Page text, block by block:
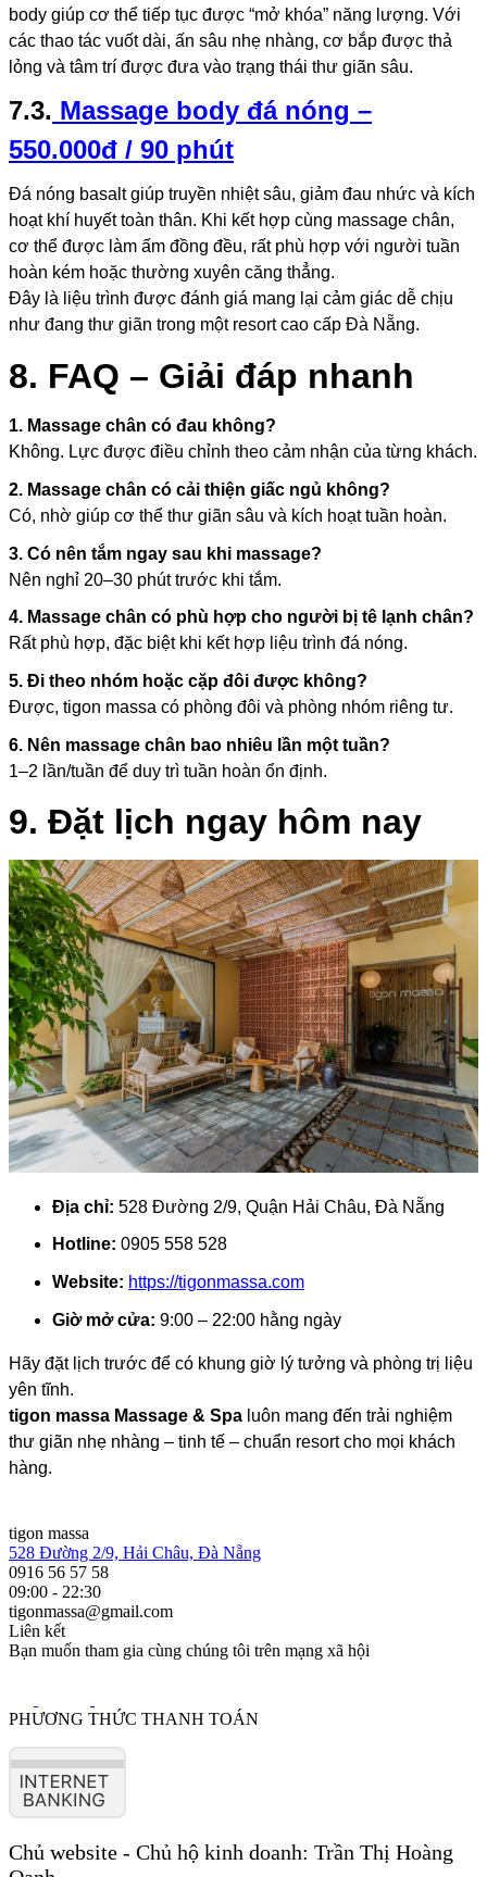
body giúp cơ thể tiếp tục được “mở khóa” năng lượng. Với
các thao tác vuốt dài, ấn sâu nhẹ nhàng, cơ bắp được thả
lỏng và tâm trí được đưa vào trạng thái thư giãn sâu.
7.3. Massage body đá nóng –
550.000đ / 90 phút
Đá nóng basalt giúp truyền nhiệt sâu, giảm đau nhức và kích
hoạt khí huyết toàn thân. Khi kết hợp cùng massage chân,
cơ thể được làm ấm đồng đều, rất phù hợp với người tuần
hoàn kém hoặc thường xuyên căng thẳng.
Đây là liệu trình được đánh giá mang lại cảm giác dễ chịu
như đang thư giãn trong một resort cao cấp Đà Nẵng.
8. FAQ – Giải đáp nhanh
1. Massage chân có đau không?
Không. Lực được điều chỉnh theo cảm nhận của từng khách.
2. Massage chân có cải thiện giấc ngủ không?
Có, nhờ giúp cơ thể thư giãn sâu và kích hoạt tuần hoàn.
3. Có nên tắm ngay sau khi massage?
Nên nghỉ 20–30 phút trước khi tắm.
4. Massage chân có phù hợp cho người bị tê lạnh chân?
Rất phù hợp, đặc biệt khi kết hợp liệu trình đá nóng.
5. Đi theo nhóm hoặc cặp đôi được không?
Được, tigon massa có phòng đôi và phòng nhóm riêng tư.
6. Nên massage chân bao nhiêu lần một tuần?
1–2 lần/tuần để duy trì tuần hoàn ổn định.
9. Đặt lịch ngay hôm nay
Địa chỉ: 528 Đường 2/9, Quận Hải Châu, Đà Nẵng
Hotline: 0905 558 528
Website: https://tigonmassa.com
Giờ mở cửa: 9:00 – 22:00 hằng ngày
Hãy đặt lịch trước để có khung giờ lý tưởng và phòng trị liệu
yên tĩnh.
tigon massa Massage & Spa luôn mang đến trải nghiệm
thư giãn nhẹ nhàng – tinh tế – chuẩn resort cho mọi khách
hàng.
tigon massa
528 Đường 2/9, Hải Châu, Đà Nẵng
0916 56 57 58
09:00 - 22:30
tigonmassa@gmail.com
Liên kết
Bạn muốn tham gia cùng chúng tôi trên mạng xã hội
PHƯƠNG THỨC THANH TOÁN
Chủ website - Chủ hộ kinh doanh: Trần Thị Hoàng